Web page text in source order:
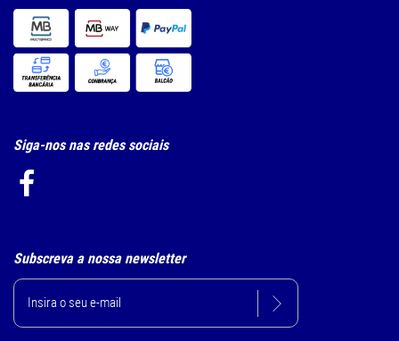
Siga-nos nas redes sociais
Subscreva a nossa newsletter